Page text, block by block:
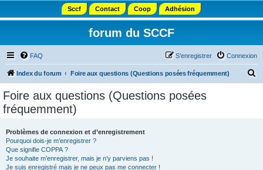
Sccf Contact Coop Adhésion
forum du SCCF
FAQ Connexion
S’enregistrer
Index du forum Foire aux questions (Questions posées fréquemment)
Foire aux questions (Questions posées
fréquemment)
Problèmes de connexion et d’enregistrement
Pourquoi dois-je m’enregistrer ?
Que signifie COPPA ?
Je souhaite m’enregistrer, mais je n’y parviens pas !
Je suis enregistré mais je ne peux pas me connecter !